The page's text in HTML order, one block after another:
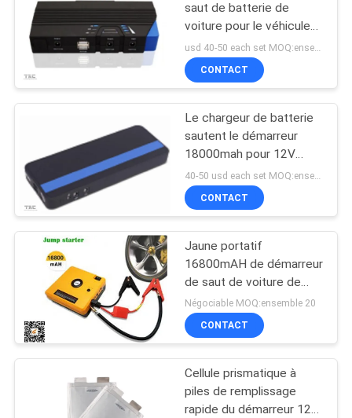
NOUS
VISITE
D'USINE
CONTRÔLE
DE
QUALITÉ
CONTACTEZ-
NOUS
NOUVELLES
saut de batterie de
voiture pour le véhicule
12V avec le chargeur,
initiateur automatique de
saut
CONTACT
Le chargeur de batterie
sautent le démarreur
18000mah pour 12V
Vihicle et ordinateur
portable
CONTACT
Jaune portatif
16800mAH de démarreur
de saut de voiture de
poche résistante de
camion
Négociable MOQ:ensemble 20
CONTACT
Cellule prismatique à
piles de remplissage
rapide du démarreur 12V